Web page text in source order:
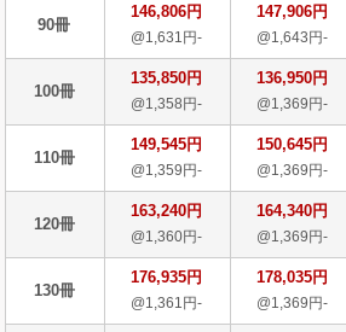
90冊
146,806円
@1,631円-
147,906円
@1,643円-
100冊
135,850円
@1,358円-
136,950円
@1,369円-
110冊
149,545円
@1,359円-
150,645円
@1,369円-
120冊
163,240円
@1,360円-
164,340円
@1,369円-
130冊
176,935円
@1,361円-
178,035円
@1,369円-